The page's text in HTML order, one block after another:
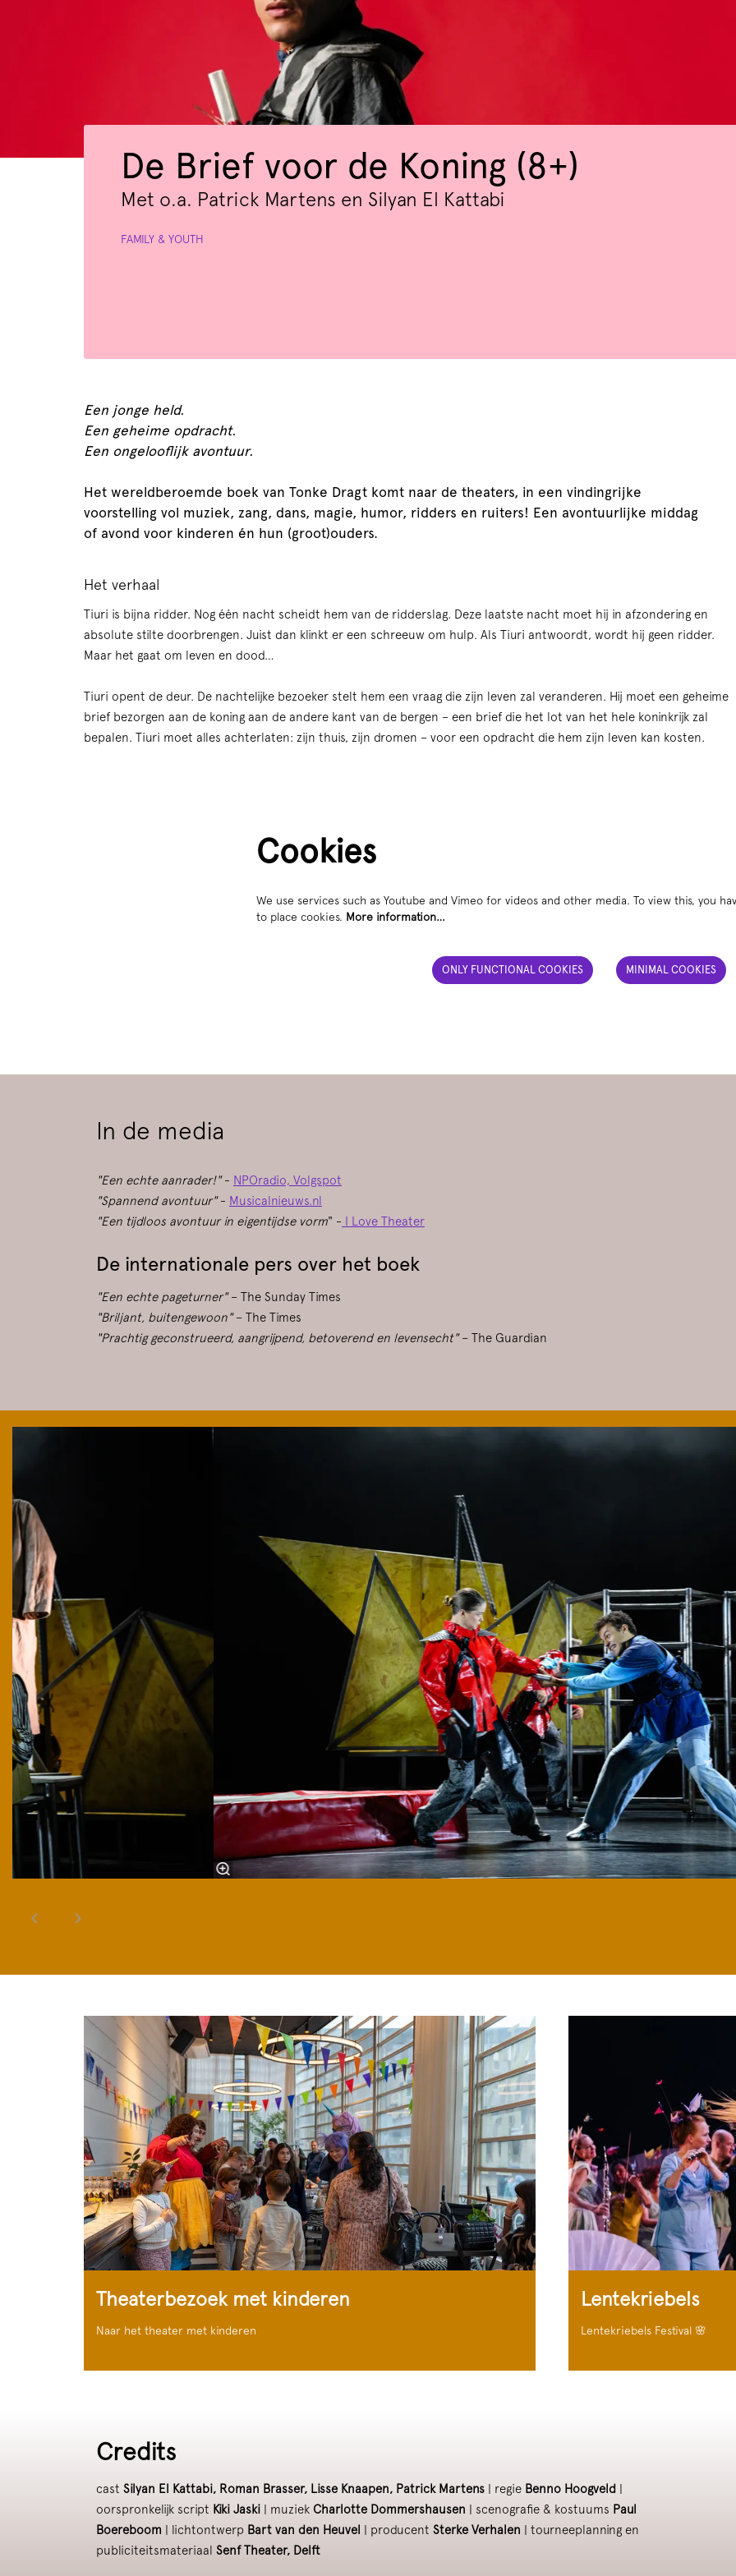
De Brief voor de Koning (8+)
Met o.a. Patrick Martens en Silyan El Kattabi
FAMILY & YOUTH
Een jonge held.
Een geheime opdracht.
Een ongelooflijk avontuur.
Het wereldberoemde boek van Tonke Dragt komt naar de theaters, in een vindingrijke
voorstelling vol muziek, zang, dans, magie, humor, ridders en ruiters! Een avontuurlijke middag
of avond voor kinderen én hun (groot)ouders.
Het verhaal
Tiuri is bijna ridder. Nog één nacht scheidt hem van de ridderslag. Deze laatste nacht moet hij in afzondering en
absolute stilte doorbrengen. Juist dan klinkt er een schreeuw om hulp. Als Tiuri antwoordt, wordt hij geen ridder.
Maar het gaat om leven en dood…
Tiuri opent de deur. De nachtelijke bezoeker stelt hem een vraag die zijn leven zal veranderen. Hij moet een geheime
brief bezorgen aan de koning aan de andere kant van de bergen – een brief die het lot van het hele koninkrijk zal
bepalen. Tiuri moet alles achterlaten: zijn thuis, zijn dromen – voor een opdracht die hem zijn leven kan kosten.
Cookies
We use services such as Youtube and Vimeo for videos and other media. To view this, you
to place cookies. More information…
ONLY FUNCTIONAL COOKIES MINIMAL COOKIES
In de media
"Een echte aanrader!"- NPOradio, Volgspot
"Spannend avontuur"- Musicalnieuws.nl
"Een tijdloos avontuur in eigentijdse vorm" - I Love Theater
De internationale pers over het boek
"Een echte pageturner"– The Sunday Times
"Briljant, buitengewoon"– The Times
"Prachtig geconstrueerd, aangrijpend, betoverend en levensecht"– The Guardian
Theaterbezoek met kinderen
Naar het theater met kinderen
Lentekriebels
Lentekriebels Festival 🌸
Credits
cast Silyan El Kattabi, Roman Brasser, Lisse Knaapen, Patrick Martens | regie Benno Hoogveld
oorspronkelijk script Kiki Jaski | muziek Charlotte Dommershausen | scenografie & kostuums Paul
Boereboom | lichtontwerp Bart van den Heuvel | producent Sterke Verhalen | tourneeplanning en
publiciteitsmateriaal Senf Theater, Delft